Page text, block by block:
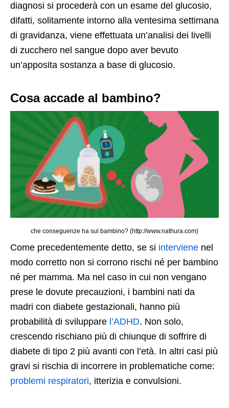
diagnosi si procederà con un esame del glucosio,
difatti, solitamente intorno alla ventesima settimana
di gravidanza, viene effettuata un’analisi dei livelli
di zucchero nel sangue dopo aver bevuto
un’apposita sostanza a base di glucosio.
Cosa accade al bambino?
che conseguenze ha sul bambino? (http://www.nathura.com)
Come precedentemente detto, se si interviene nel
modo corretto non si corrono rischi né per bambino
né per mamma. Ma nel caso in cui non vengano
prese le dovute precauzioni, i bambini nati da
madri con diabete gestazionali, hanno più
probabilità di sviluppare l’ADHD. Non solo,
crescendo rischiano più di chiunque di soffrire di
diabete di tipo 2 più avanti con l’età. In altri casi più
gravi si rischia di incorrere in problematiche come:
problemi respiratori, itterizia e convulsioni.